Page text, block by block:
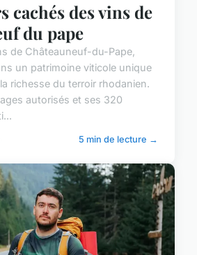
cachés des vins de
du pape
de Châteauneuf-du-Pape,
un patrimoine viticole unique
richesse du terroir rhodanien.
autorisés et ses 320
5 min de lecture →